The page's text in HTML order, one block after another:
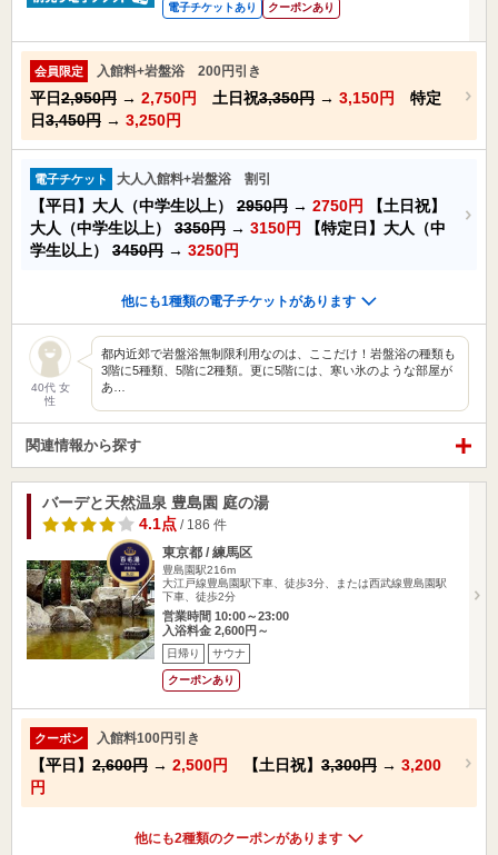
電子チケットあり クーポンあり
会員限定 入館料+岩盤浴 200円引き
平日2,950円 → 2,750円 土日祝3,350円 → 3,150円
特定
日3,450円 → 3,250円
電子チケット 大人入館料+岩盤浴 割引
【平日】大人（中学生以上） 2950円 → 2750円
【土日祝】
大人（中学生以上） 3350円 → 3150円
【特定日】大人（中
学生以上） 3450円 → 3250円
他にも1種類の電子チケットがあります
40代 女
性
都内近郊で岩盤浴無制限利用なのは、ここだけ！岩盤浴の種類も
3階に5種類、5階に2種類。更に5階には、寒い氷のような部屋が
あ…
関連情報から探す
バーデと天然温泉 豊島園 庭の湯
4.1点 / 186 件
東京都 / 練馬区
豊島園駅216m
大江戸線豊島園駅下車、徒歩3分、または西武線豊島園駅
下車、徒歩2分
営業時間 10:00～23:00
入浴料金 2,600円～
日帰り サウナ
クーポンあり
クーポン 入館料100円引き
【平日】 2,600円 → 2,500円 【土日祝】 3,300円 → 3,200
円
他にも2種類のクーポンがあります